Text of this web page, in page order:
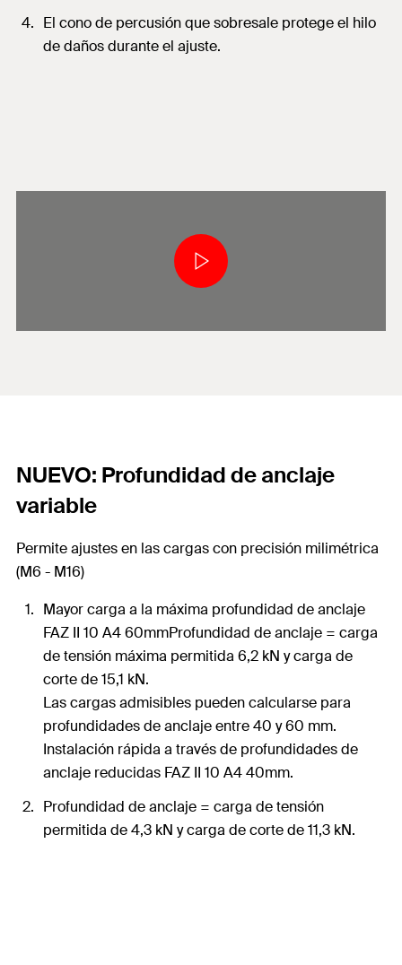
El cono de percusión que sobresale protege el hilo
de daños durante el ajuste.
NUEVO: Profundidad de anclaje
variable
Permite ajustes en las cargas con precisión milimétrica
(M6 - M16)
Mayor carga a la máxima profundidad de anclaje
FAZ II 10 A4 60mmProfundidad de anclaje = carga
de tensión máxima permitida 6,2 kN y carga de
corte de 15,1 kN.
Las cargas admisibles pueden calcularse para
profundidades de anclaje entre 40 y 60 mm.
Instalación rápida a través de profundidades de
anclaje reducidas FAZ II 10 A4 40mm.
Profundidad de anclaje = carga de tensión
permitida de 4,3 kN y carga de corte de 11,3 kN.